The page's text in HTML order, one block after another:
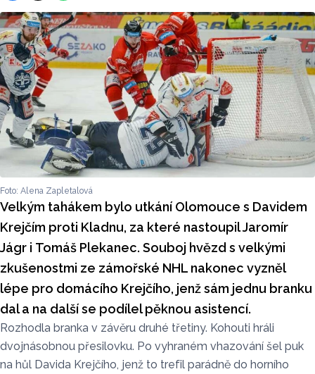
Foto: Alena Zapletalová
Velkým tahákem bylo utkání Olomouce s Davidem
Krejčím proti Kladnu, za které nastoupil Jaromír
Jágr i Tomáš Plekanec. Souboj hvězd s velkými
zkušenostmi ze zámořské NHL nakonec vyzněl
lépe pro domácího Krejčího, jenž sám jednu branku
dal a na další se podílel pěknou asistencí.
Rozhodla branka v závěru druhé třetiny. Kohouti hráli
dvojnásobnou přesilovku. Po vyhraném vhazování šel puk
na hůl Davida Krejčího, jenž to trefil parádně do horního